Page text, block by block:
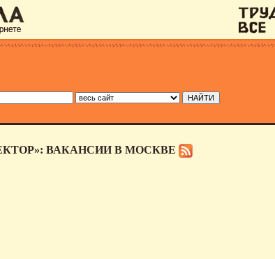
ВАКАНСИИ В МОСКВЕ